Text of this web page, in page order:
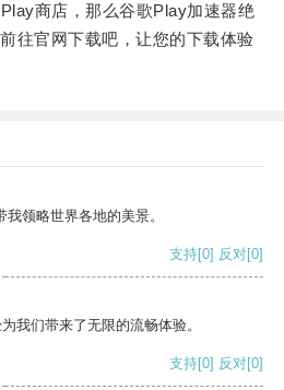
商店，那么谷歌Play加速器绝
往官网下载吧，让您的下载体验
领略世界各地的美景。
支持[0] 反对[0]
我们带来了无限的流畅体验。
支持[0] 反对[0]